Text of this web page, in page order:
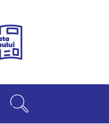
Viața